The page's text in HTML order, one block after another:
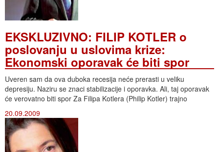
EKSKLUZIVNO: FILIP KOTLER o
poslovanju u uslovima krize:
Ekonomski oporavak će biti spor
Uveren sam da ova duboka recesija neće prerasti u veliku
depresiju. Naziru se znaci stabilizacije i oporavka. Ali, taj oporavak
će verovatno biti spor Za Filipa Kotlera (Philip Kotler) trajno
20.09.2009